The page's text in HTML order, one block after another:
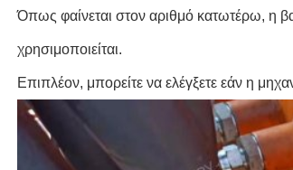
Όπως φαίνεται στον αριθμό κατωτέρω, η
χρησιμοποιείται.
Επιπλέον, μπορείτε να ελέγξετε εάν η